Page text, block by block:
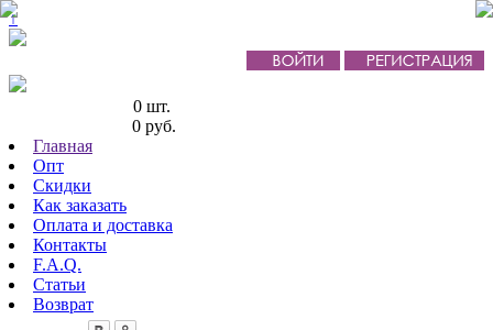
↑
0 шт.
0 руб.
Главная
Опт
Скидки
Как заказать
Оплата и доставка
Контакты
F.A.Q.
Статьи
Возврат